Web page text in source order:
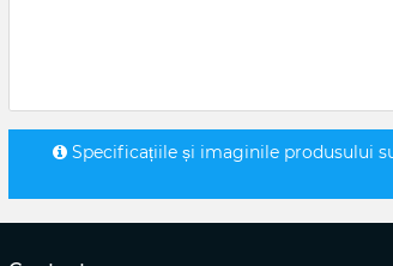
Specificațiile și imaginile produsului